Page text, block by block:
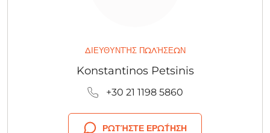
ΔΙΕΥΘΥΝΤΉΣ ΠΩΛΉΣΕΩΝ
Konstantinos Petsinis
+30 21 1198 5860
ΡΩΤΉΣΤΕ ΕΡΏΤΗΣΗ